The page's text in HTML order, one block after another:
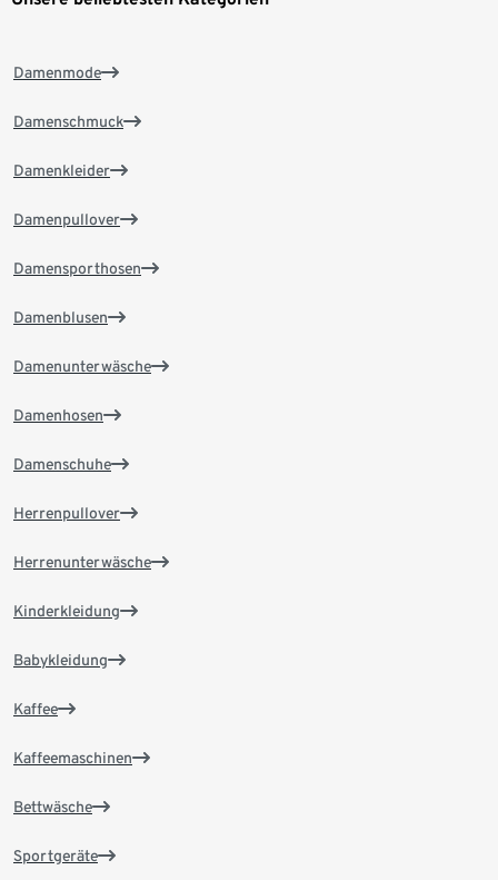
Damenmode
Damenschmuck
Damenkleider
Damenpullover
Damensporthosen
Damenblusen
Damenunterwäsche
Damenhosen
Damenschuhe
Herrenpullover
Herrenunterwäsche
Kinderkleidung
Babykleidung
Kaffee
Kaffeemaschinen
Bettwäsche
Sportgeräte